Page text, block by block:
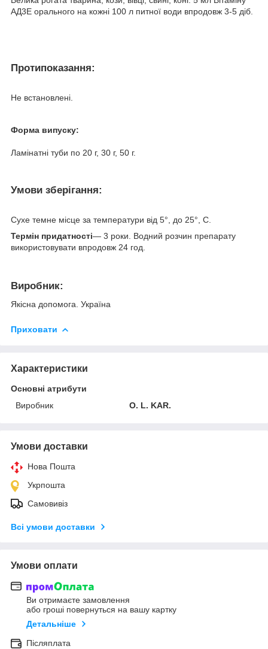
АД3Е орального на кожні 100 л питної води впродовж 3-5 діб.
Протипоказання:
Не встановлені.
Форма випуску:
Ламінатні туби по 20 г, 30 г, 50 г.
Умови зберігання:
Сухе темне місце за температури від 5°, до 25°, С.
Термін придатності— 3 роки. Водний розчин препарату
використовувати впродовж 24 год.
Виробник:
Якісна допомога. Україна
Приховати
Характеристики
Основні атрибути
Виробник
O. L. KAR.
Умови доставки
Нова Пошта
Укрпошта
Самовивіз
Всі умови доставки
Умови оплати
Ви отримаєте замовлення
або гроші повернуться на вашу картку
Детальніше
Післяплата